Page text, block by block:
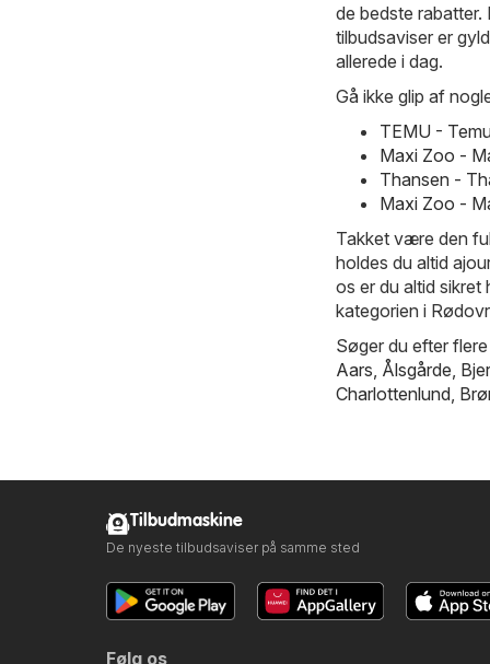
de bedste
tilbudsaviser er
allerede i dag.
Gå ikke glip af
TEMU -
Maxi Zoo -
Thansen -
Maxi Zoo -
Takket være den
holdes du altid
os er du altid sikret
kategorien i
Søger du efter
Aars, Ålsgårde,
Charlottenlund,
Tilbudmaskine
De nyeste tilbudsaviser på samme sted
Følg os